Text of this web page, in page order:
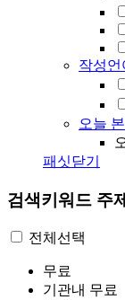
작성언
오늘
패싯닫기
검색키워드 주
전체선택
무료
기관내 무료